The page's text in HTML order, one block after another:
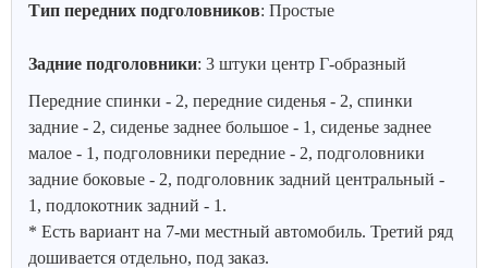
Тип передних подголовников: Простые
Задние подголовники: 3 штуки центр Г-образный
Передние спинки - 2, передние сиденья - 2, спинки
задние - 2, сиденье заднее большое - 1, сиденье заднее
малое - 1, подголовники передние - 2, подголовники
задние боковые - 2, подголовник задний центральный -
1, подлокотник задний - 1.
* Есть вариант на 7-ми местный автомобиль. Третий ряд
дошивается отдельно, под заказ.